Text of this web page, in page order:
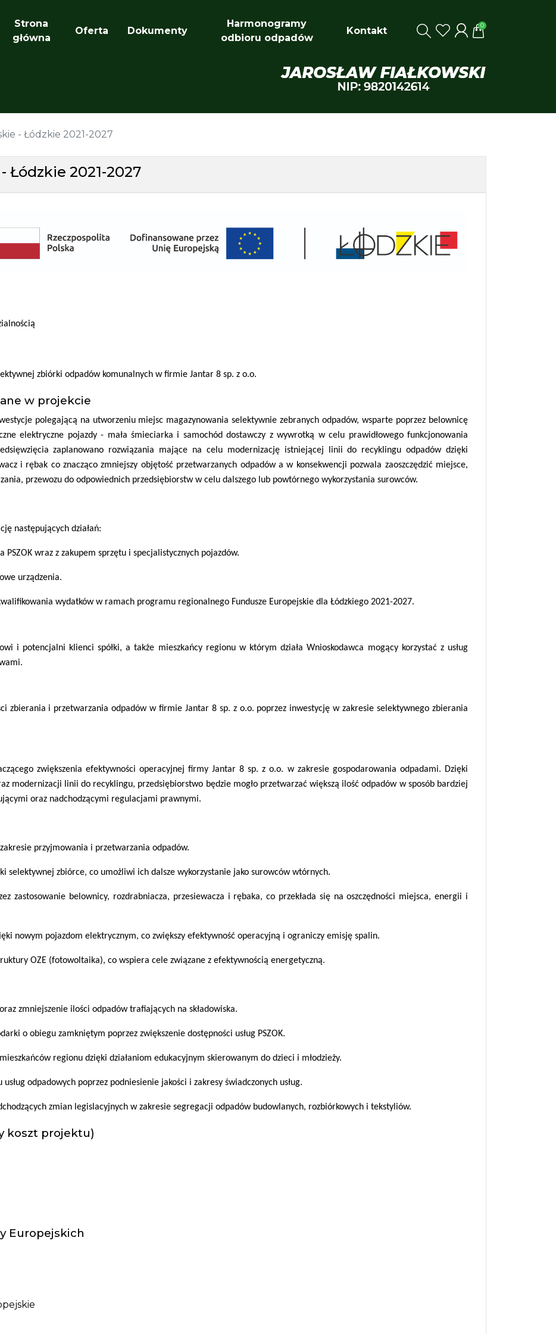
Strona
główna
Oferta Dokumenty
Harmonogramy
odbioru odpadów
Kontakt 0
- Łódzkie 2021-2027
Łódzkie 2021-2027
zbiórki odpadów komunalnych w firmie Jantar 8 sp. z o.o.
w projekcie
polegającą na utworzeniu miejsc magazynowania selektywnie zebranych odpadów, wsparte poprzez belownicę
elektryczne pojazdy - mała śmieciarka i samochód dostawczy z wywrotką w celu prawidłowego funkcjonowania
zaplanowano rozwiązania mające na celu modernizację istniejącej linii do recyklingu odpadów dzięki
i rębak co znacząco zmniejszy objętość przetwarzanych odpadów a w konsekwencji pozwala zaoszczędzić miejsce,
przewozu do odpowiednich przedsiębiorstw w celu dalszego lub powtórnego wykorzystania surowców.
następujących działań:
wraz z zakupem sprzętu i specjalistycznych pojazdów.
urządzenia.
wydatków w ramach programu regionalnego Fundusze Europejskie dla Łódzkiego 2021-2027.
i potencjalni klienci spółki, a także mieszkańcy regionu w którym działa Wnioskodawca mogący korzystać z usług
zbierania i przetwarzania odpadów w firmie Jantar 8 sp. z o.o. poprzez inwestycję w zakresie selektywnego zbierania
zwiększenia efektywności operacyjnej firmy Jantar 8 sp. z o.o. w zakresie gospodarowania odpadami. Dzięki
modernizacji linii do recyklingu, przedsiębiorstwo będzie mogło przetwarzać większą ilość odpadów w sposób bardziej
oraz nadchodzącymi regulacjami prawnymi.
przyjmowania i przetwarzania odpadów.
selektywnej zbiórce, co umożliwi ich dalsze wykorzystanie jako surowców wtórnych.
zastosowanie belownicy, rozdrabniacza, przesiewacza i rębaka, co przekłada się na oszczędności miejsca, energii i
nowym pojazdom elektrycznym, co zwiększy efektywność operacyjną i ograniczy emisję spalin.
OZE (fotowoltaika), co wspiera cele związane z efektywnością energetyczną.
zmniejszenie ilości odpadów trafiających na składowiska.
o obiegu zamkniętym poprzez zwiększenie dostępności usług PSZOK.
regionu dzięki działaniom edukacyjnym skierowanym do dzieci i młodzieży.
odpadowych poprzez podniesienie jakości i zakresy świadczonych usług.
zmian legislacyjnych w zakresie segregacji odpadów budowlanych, rozbiórkowych i tekstyliów.
koszt projektu)
Europejskich